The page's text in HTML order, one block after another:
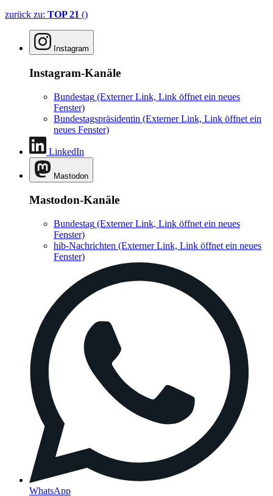
zurück zu: TOP 21 ()
Instagram
Instagram-Kanäle
Bundestag (Externer Link, Link öffnet ein neues
Fenster)
Bundestagspräsidentin (Externer Link, Link öffnet ein
neues Fenster)
LinkedIn
Mastodon
Mastodon-Kanäle
Bundestag (Externer Link, Link öffnet ein neues
Fenster)
hib-Nachrichten (Externer Link, Link öffnet ein neues
Fenster)
WhatsApp